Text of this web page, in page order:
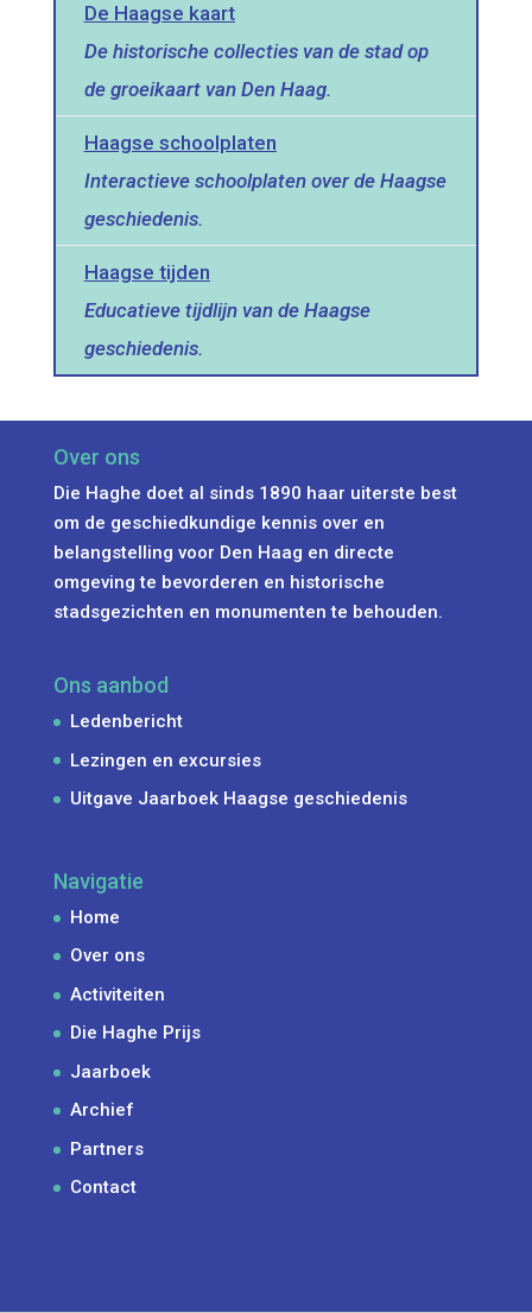
De Haagse kaart
De historische collecties van de stad op
de groeikaart van Den Haag.
Haagse schoolplaten
Interactieve schoolplaten over de Haagse
geschiedenis.
Haagse tijden
Educatieve tijdlijn van de Haagse
geschiedenis.
Over ons
Die Haghe doet al sinds 1890 haar uiterste best
om de geschiedkundige kennis over en
belangstelling voor Den Haag en directe
omgeving te bevorderen en historische
stadsgezichten en monumenten te behouden.
Ons aanbod
Ledenbericht
Lezingen en excursies
Uitgave Jaarboek Haagse geschiedenis
Navigatie
Home
Over ons
Activiteiten
Die Haghe Prijs
Jaarboek
Archief
Partners
Contact